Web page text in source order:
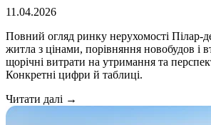
11.04.2026
Повний огляд ринку нерухомості Пілар-
житла з цінами, порівняння новобудов і
щорічні витрати на утримання та
Конкретні цифри й таблиці.
Читати далі →